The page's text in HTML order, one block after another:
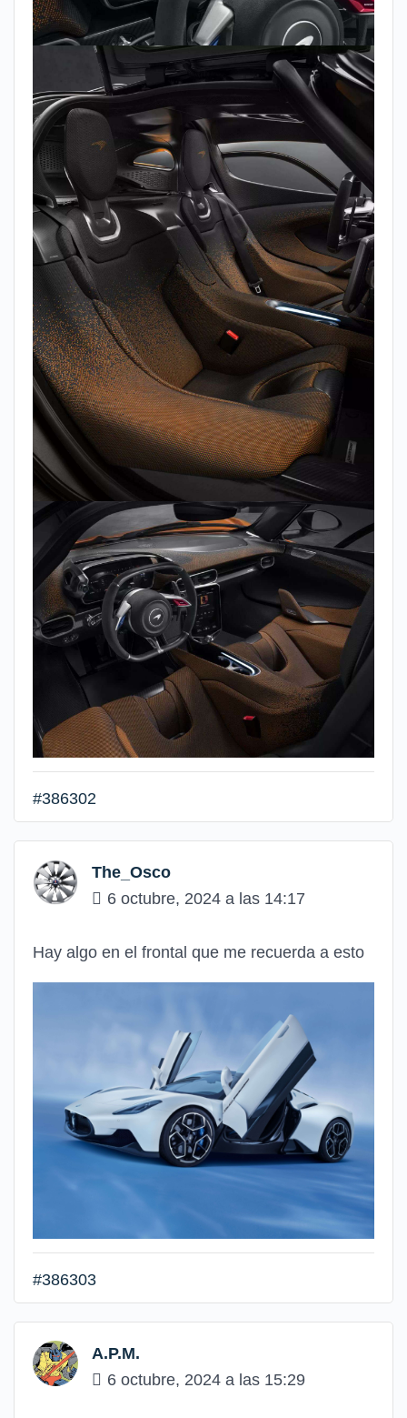
#386302
The_Osco
6 octubre, 2024 a las 14:17
Hay algo en el frontal que me recuerda a esto
#386303
A.P.M.
6 octubre, 2024 a las 15:29